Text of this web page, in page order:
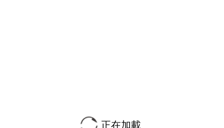
正在加載